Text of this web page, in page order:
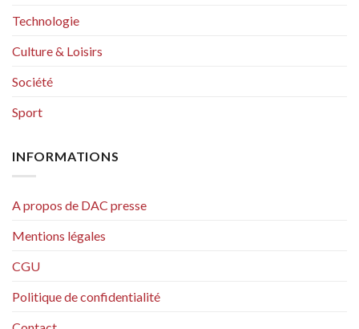
Technologie
Culture & Loisirs
Société
Sport
INFORMATIONS
A propos de DAC presse
Mentions légales
CGU
Politique de confidentialité